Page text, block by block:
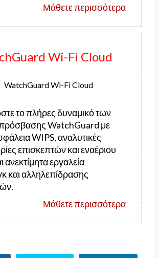
Μάθετε περισσότερα
Wi-Fi Cloud
το πλήρες δυναμικό των
WatchGuard με
WIPS, αναλυτικές
επισκεπτών και εναέριου
ανεκτίμητα εργαλεία
και αλληλεπίδρασης
Μάθετε περισσότερα